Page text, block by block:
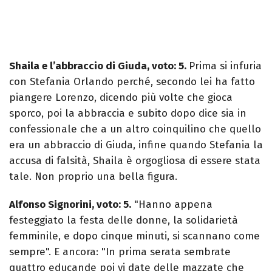
Shaila e l’abbraccio di Giuda, voto: 5. Prima si infuria
con Stefania Orlando perché, secondo lei ha fatto
piangere Lorenzo, dicendo più volte che gioca
sporco, poi la abbraccia e subito dopo dice sia in
confessionale che a un altro coinquilino che quello
era un abbraccio di Giuda, infine quando Stefania la
accusa di falsità, Shaila è orgogliosa di essere stata
tale. Non proprio una bella figura.
Alfonso Signorini, voto: 5. "Hanno appena
festeggiato la festa delle donne, la solidarietà
femminile, e dopo cinque minuti, si scannano come
sempre". E ancora: "In prima serata sembrate
quattro educande poi vi date delle mazzate che